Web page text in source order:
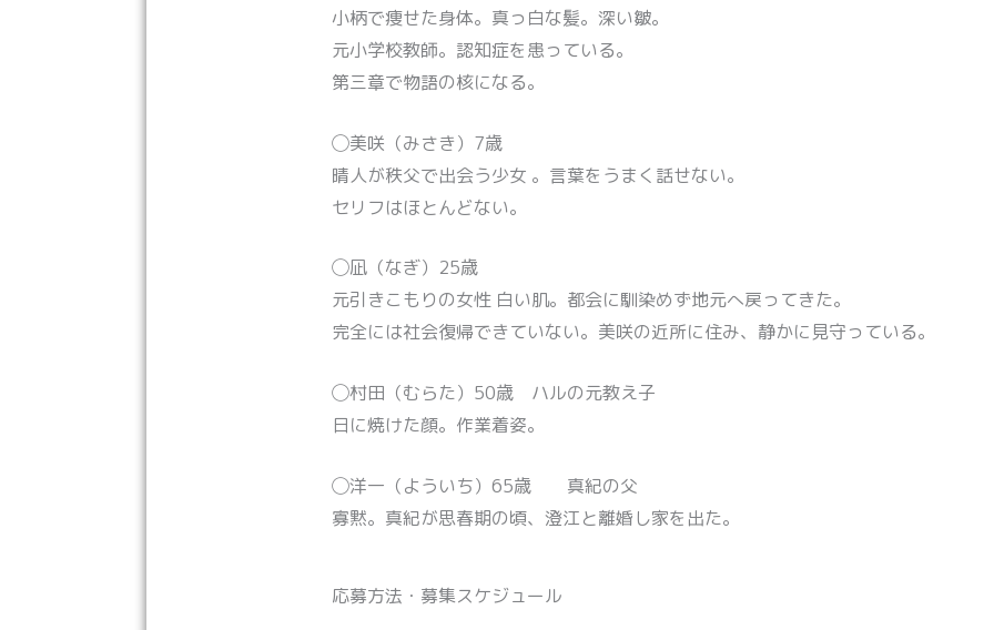
小柄で痩せた身体。真っ白な髪。深い皺。
元小学校教師。認知症を患っている。
第三章で物語の核になる。
◯美咲（みさき）7歳
晴人が秩父で出会う少女 。言葉をうまく話せない。
セリフはほとんどない。
◯凪（なぎ）25歳
元引きこもりの女性 白い肌。都会に馴染めず地元へ戻ってきた。
完全には社会復帰できていない。美咲の近所に住み、静かに見守っている。
◯村田（むらた）50歳 ハルの元教え子
日に焼けた顔。作業着姿。
◯洋一（よういち）65歳 真紀の父
寡黙。真紀が思春期の頃、澄江と離婚し家を出た。
応募方法・募集スケジュール